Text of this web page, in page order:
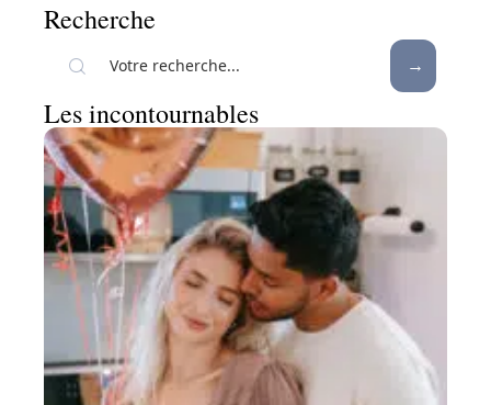
Recherche
Les incontournables